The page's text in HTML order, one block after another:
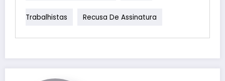
Trabalhistas Recusa De Assinatura